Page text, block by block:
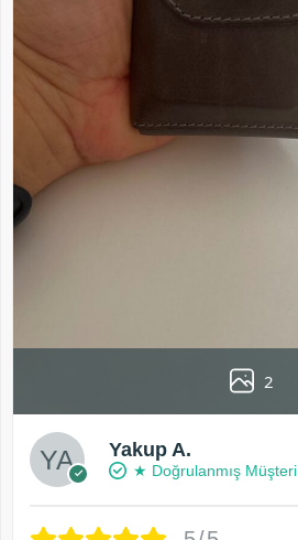
2
Yakup A.
★ Doğrulanmış Müşteri